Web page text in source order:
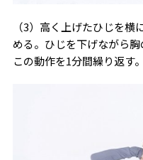
（3）高く上げたひじを
める。ひじを下げながら
この動作を1分間繰り返す。